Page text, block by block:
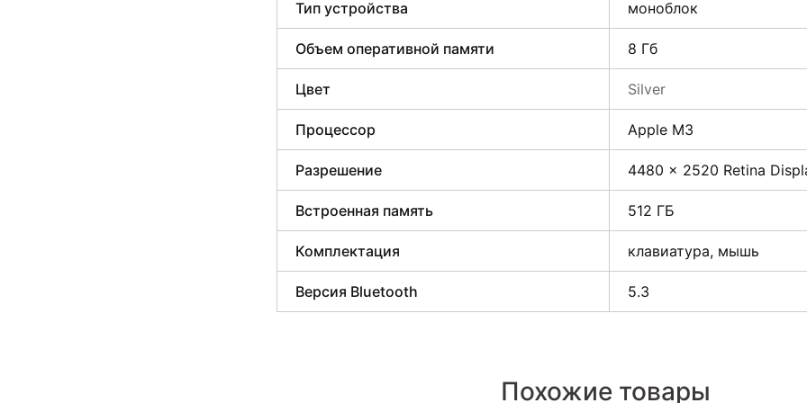
Тип устройства моноблок
Объем оперативной памяти 8 Гб
Цвет Silver
Процессор Apple M3
Разрешение 4480 x 2520 Retina
Встроенная память 512 ГБ
Комплектация клавиатура, мышь
Версия Bluetooth 5.3
Похожие товары